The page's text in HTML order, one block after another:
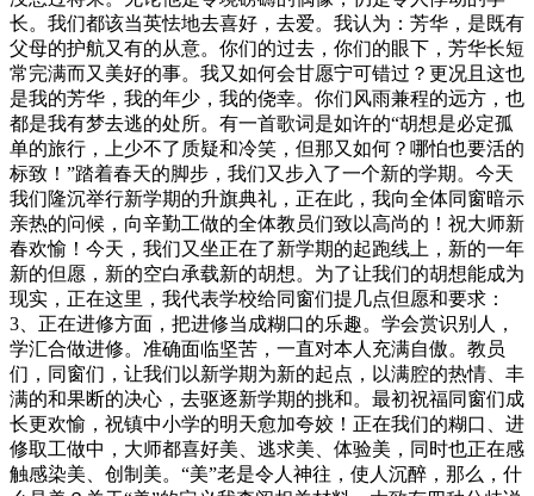
长。我们都该当英怯地去喜好，去爱。我认为：芳华，是既有
父母的护航又有的从意。你们的过去，你们的眼下，芳华长短
常完满而又美好的事。我又如何会甘愿宁可错过？更况且这也
是我的芳华，我的年少，我的侥幸。你们风雨兼程的远方，也
都是我有梦去逃的处所。有一首歌词是如许的“胡想是必定孤
单的旅行，上少不了质疑和冷笑，但那又如何？哪怕也要活的
标致！”踏着春天的脚步，我们又步入了一个新的学期。今天
我们隆沉举行新学期的升旗典礼，正在此，我向全体同窗暗示
亲热的问候，向辛勤工做的全体教员们致以高尚的！祝大师新
春欢愉！今天，我们又坐正在了新学期的起跑线上，新的一年
新的但愿，新的空白承载新的胡想。为了让我们的胡想能成为
现实，正在这里，我代表学校给同窗们提几点但愿和要求：
3、正在进修方面，把进修当成糊口的乐趣。学会赏识别人，
学汇合做进修。准确面临坚苦，一直对本人充满自傲。教员
们，同窗们，让我们以新学期为新的起点，以满腔的热情、丰
满的和果断的决心，去驱逐新学期的挑和。最初祝福同窗们成
长更欢愉，祝镇中小学的明天愈加夸姣！正在我们的糊口、进
修取工做中，大师都喜好美、逃求美、体验美，同时也正在感
触感染美、创制美。“美”老是令人神往，使人沉醉，那么，什